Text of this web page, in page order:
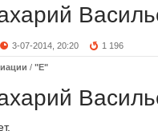
3-07-2014, 20:20 1 196
/ "Е"